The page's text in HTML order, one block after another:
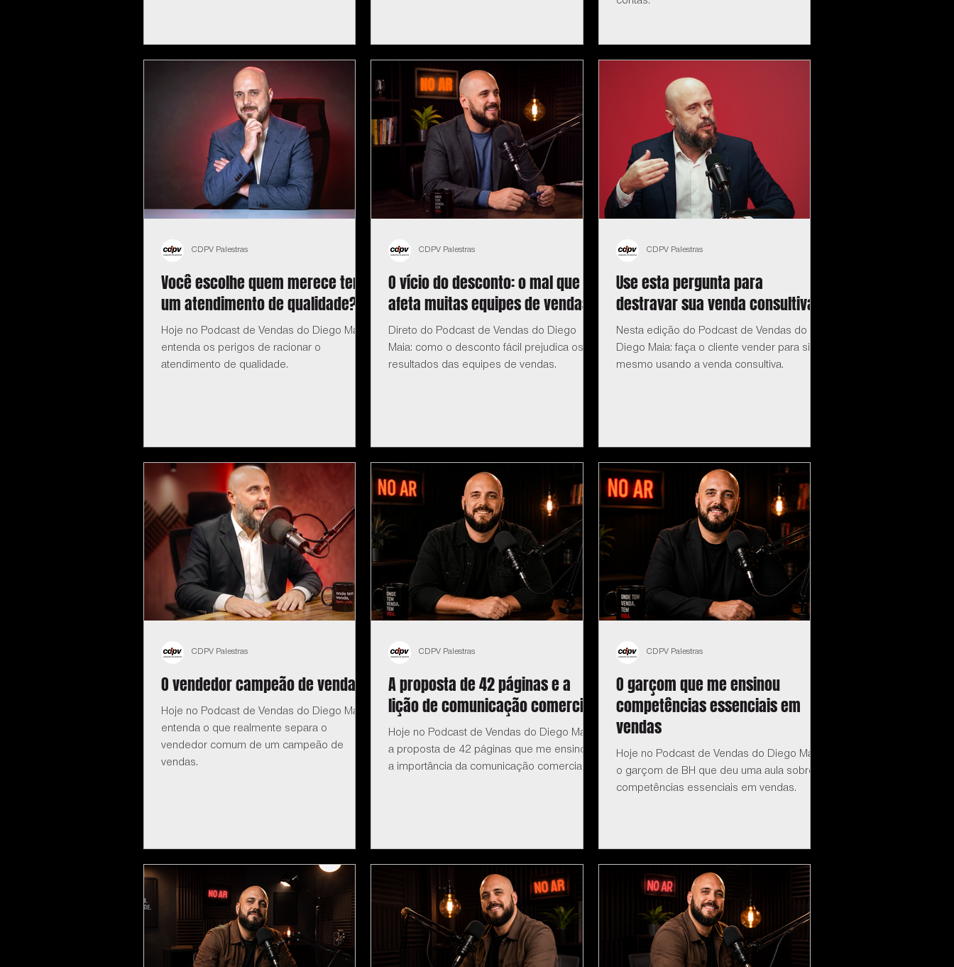
Você escolhe quem merece ter
um atendimento de qualidade?
Hoje no Podcast de Vendas do Diego Maia:
entenda os perigos de racionar o
atendimento de qualidade.
CDPV Palestras
O vício do desconto: o mal que
afeta muitas equipes de vendas
Direto do Podcast de Vendas do Diego
Maia: como o desconto fácil prejudica os
resultados das equipes de vendas.
CDPV Palestras
Use esta pergunta para
destravar sua venda consultiva
Nesta edição do Podcast de Vendas do
Diego Maia: faça o cliente vender para si
mesmo usando a venda consultiva.
CDPV Palestras
O vendedor campeão de vendas
Hoje no Podcast de Vendas do Diego Maia:
entenda o que realmente separa o
vendedor comum de um campeão de
vendas.
CDPV Palestras
A proposta de 42 páginas e a
lição de comunicação comercial
Hoje no Podcast de Vendas do Diego Maia:
a proposta de 42 páginas que me ensinou
a importância da comunicação comercial.
CDPV Palestras
O garçom que me ensinou
competências essenciais em
vendas
Hoje no Podcast de Vendas do Diego Maia:
o garçom de BH que deu uma aula sobre
competências essenciais em vendas.
CDPV Palestras